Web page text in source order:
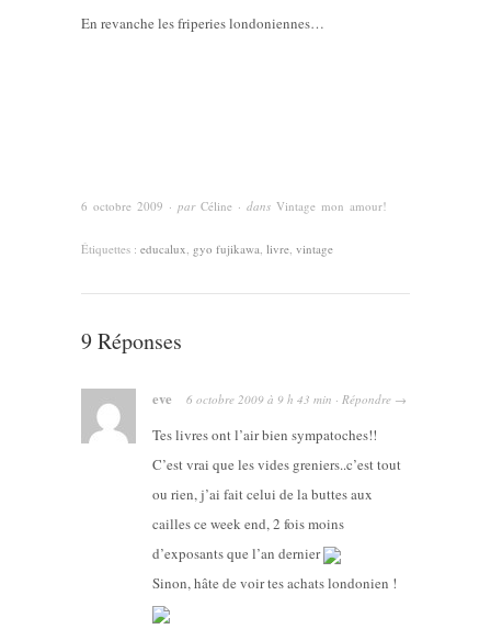
En revanche les friperies londoniennes…
6 octobre 2009 · par Céline · dans Vintage mon amour!
Étiquettes : educalux gyo fujikawa livre vintage
9 Réponses
eve 6 octobre 2009 à 9 h 43 min · Répondre →
Tes livres ont l’air bien sympatoches!!
C’est vrai que les vides greniers..c’est tout
ou rien, j’ai fait celui de la buttes aux
cailles ce week end, 2 fois moins
d’exposants que l’an dernier
Sinon, hâte de voir tes achats londonien !